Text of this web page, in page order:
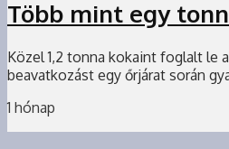
Több mint egy
Közel 1,2 tonna kokaint foglalt le
beavatkozást egy őrjárat során
1 hónap